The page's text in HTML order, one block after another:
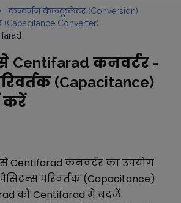
कन्वर्जन कैलकुलेटर (Conversion)
Converter)
Centifarad कनवर्टर -
(Capacitance)
करें
सेCentifarad कनवर्टर का उपयोग
परिवर्तक (Capacitance)
कोCentifarad में बदलें.